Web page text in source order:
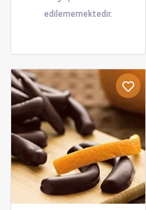
edilememektedir.